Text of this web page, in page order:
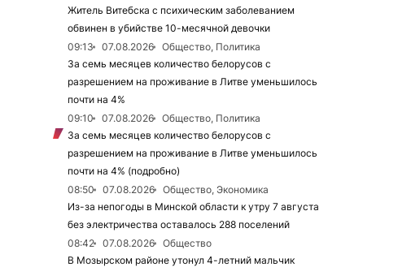
Житель Витебска с психическим заболеванием
обвинен в убийстве 10-месячной девочки
09:13
07.08.2026
Общество, Политика
За семь месяцев количество белорусов с
разрешением на проживание в Литве уменьшилось
почти на 4%
09:10
07.08.2026
Общество, Политика
За семь месяцев количество белорусов с
разрешением на проживание в Литве уменьшилось
почти на 4% (подробно)
08:50
07.08.2026
Общество, Экономика
Из-за непогоды в Минской области к утру 7 августа
без электричества оставалось 288 поселений
08:42
07.08.2026
Общество
В Мозырском районе утонул 4-летний мальчик